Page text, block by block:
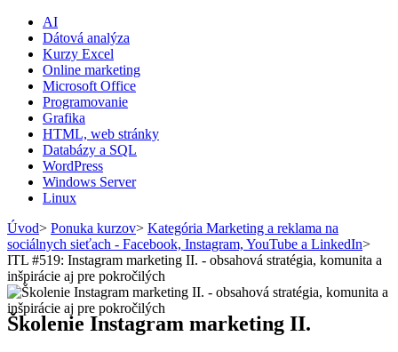
AI
Dátová analýza
Kurzy Excel
Online marketing
Microsoft Office
Programovanie
Grafika
HTML, web stránky
Databázy a SQL
WordPress
Windows Server
Linux
Úvod> Ponuka kurzov> Kategória Marketing a reklama na
sociálnych sieťach - Facebook, Instagram, YouTube a LinkedIn>
ITL #519: Instagram marketing II. - obsahová stratégia, komunita a
inšpirácie aj pre pokročilých
Školenie Instagram marketing II.